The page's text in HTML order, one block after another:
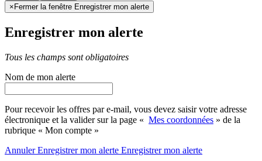
× Fermer la fenêtre Enregistrer mon alerte
Enregistrer mon alerte
Tous les champs sont obligatoires
Nom de mon alerte
Pour recevoir les offres par e-mail, vous devez saisir votre adresse
électronique et la valider sur la page « Mes coordonnées » de la
rubrique « Mon compte »
AnnulerEnregistrer mon alerte Enregistrermon alerte